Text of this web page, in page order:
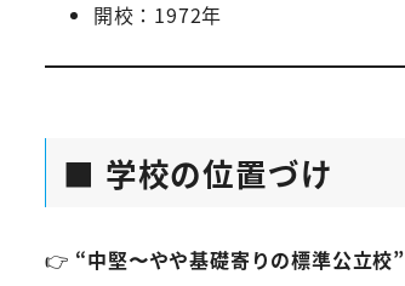
開校：1972年
■ 学校の位置づけ
👉 “中堅〜やや基礎寄りの標準公立校”